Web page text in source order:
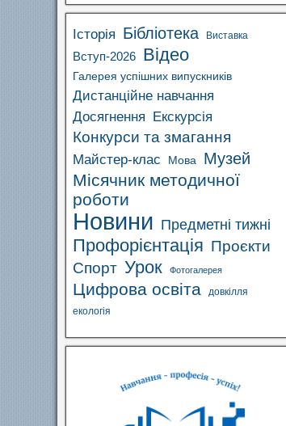
Історія Бібліотека Виставка
Вступ-2026 Відео
Галерея успішних випускників
Дистанційне навчання
Досягнення Екскурсія
Конкурси та змагання
Майстер-клас Мова Музей
Місячник методичної
роботи
Новини Предметні тижні
Профорієнтація Проєкти
Спорт Урок Фотогалерея
Цифрова освіта
довкілля
екологія